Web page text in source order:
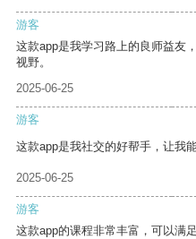
游客
这款app是我学习路上的良师益友
视野。
2025-06-25
游客
这款app是我社交的好帮手，让我
2025-06-25
游客
这款app的课程非常丰富，可以满